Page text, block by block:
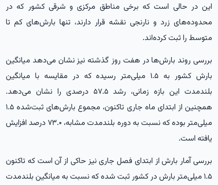
این در حالی است که برخی مناطق مرکزی و شرقی کشور که در
محدوده‌های زرد و نارنجی نقشه قرار دارند، تنها بارش‌های کم تا
متوسط را ثبت کرده‌اند.
بررسی روند بارش‌ها در هفت روز گذشته نیز نشان می‌دهد میانگین
بارش کشور به ۱.۵ میلی‌متر رسیده که در مقایسه با میانگین
بلندمدت این بازه زمانی، رشد ۵۷.۵ درصدی را نشان می‌دهد.
همچنین از ابتدای ماه جاری تاکنون، مجموع بارش‌های ثبت‌شده ۱.۵
میلی‌متر بوده که نسبت به دوره بلندمدت مشابه، ۷۳.۰ درصد افزایش
یافته است.
بررسی آمار بارش از ابتدای فصل جاری نیز حاکی از آن است که تاکنون
۱.۵ میلی‌متر بارش در کشور ثبت شده که نسبت به میانگین بلندمدت